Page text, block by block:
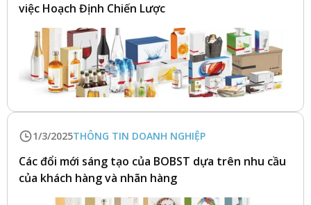
việc Hoạch Định Chiến Lược
1/3/2025THÔNG TIN DOANH NGHIỆP
Các đổi mới sáng tạo của BOBST dựa trên nhu cầu
của khách hàng và nhãn hàng